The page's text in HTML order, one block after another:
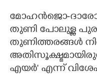
മോഹൻജൊ-
തുണി പോലുള്ള
തുണിത്തരങ്ങൾ
എയർ" എന്ന്